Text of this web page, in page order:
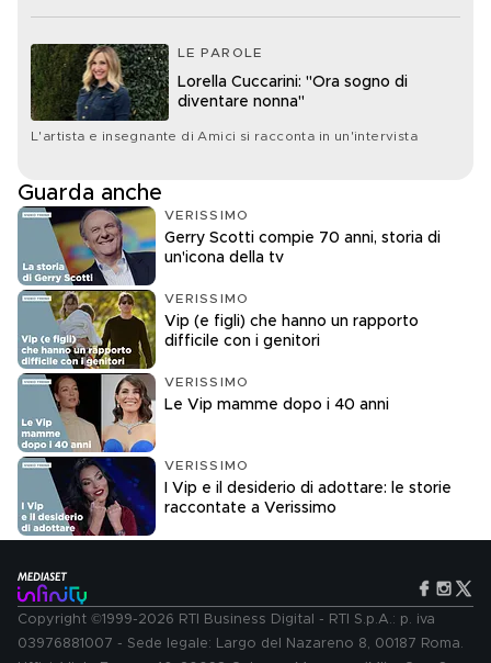
LE PAROLE
Lorella Cuccarini: "Ora sogno di
diventare nonna"
L'artista e insegnante di Amici si racconta in un'intervista
Guarda anche
VERISSIMO
Gerry Scotti compie 70 anni, storia di
un'icona della tv
VERISSIMO
Vip (e figli) che hanno un rapporto
difficile con i genitori
VERISSIMO
Le Vip mamme dopo i 40 anni
VERISSIMO
I Vip e il desiderio di adottare: le storie
raccontate a Verissimo
Copyright ©1999-2026 RTI Business Digital - RTI S.p.A.: p. iva
03976881007 - Sede legale: Largo del Nazareno 8, 00187 Roma.